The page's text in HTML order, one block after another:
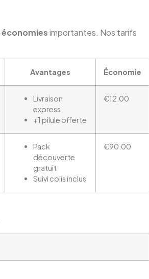
économiesimportantes. Nos tarifs
Avantages Économie
Livraison
express
+1 pilule offerte
€12.00
Pack
découverte
gratuit
Suivi colis inclus
€90.00